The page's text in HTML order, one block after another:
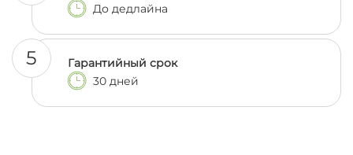
До дедлайна
5
Гарантийный срок
30 дней